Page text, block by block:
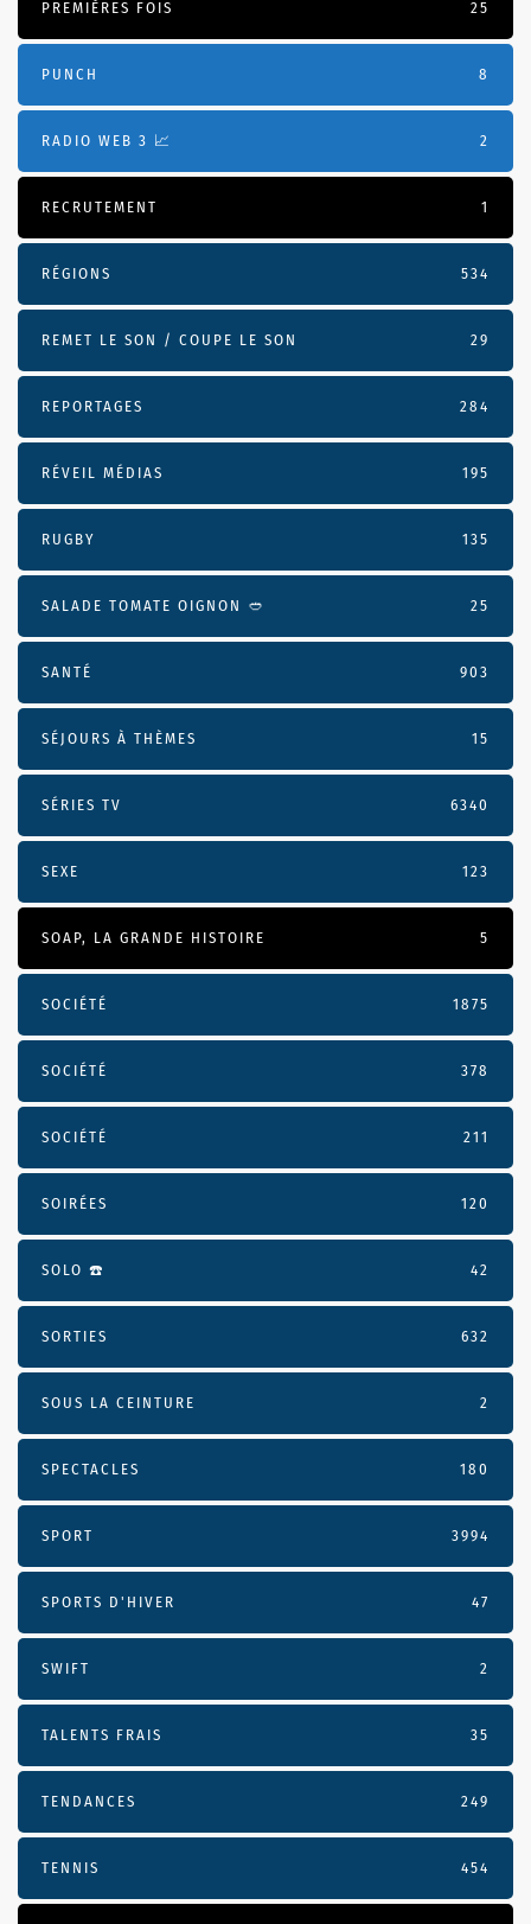
PREMIÈRES FOIS 25
PUNCH 8
RADIO WEB 3 📈 2
RECRUTEMENT 1
RÉGIONS 534
REMET LE SON / COUPE LE SON 29
REPORTAGES 284
RÉVEIL MÉDIAS 195
RUGBY 135
SALADE TOMATE OIGNON 🥙 25
SANTÉ 903
SÉJOURS À THÈMES 15
SÉRIES TV 6340
SEXE 123
SOAP, LA GRANDE HISTOIRE 5
SOCIÉTÉ 1875
SOCIÉTÉ 378
SOCIÉTÉ 211
SOIRÉES 120
SOLO ☎️ 42
SORTIES 632
SOUS LA CEINTURE 2
SPECTACLES 180
SPORT 3994
SPORTS D'HIVER 47
SWIFT 2
TALENTS FRAIS 35
TENDANCES 249
TENNIS 454